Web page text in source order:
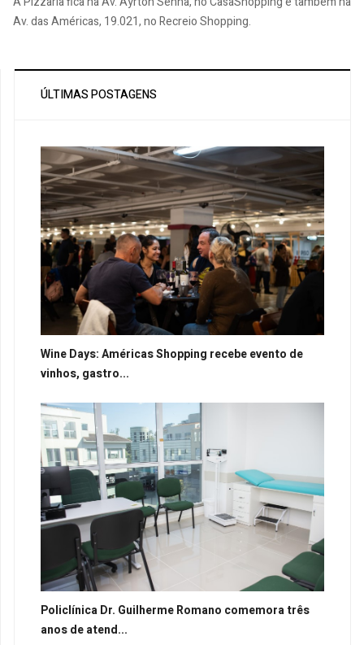
Av. das Américas, 19.021, no Recreio Shopping.
ÚLTIMAS POSTAGENS
Wine Days: Américas Shopping recebe evento de
vinhos, gastro...
Policlínica Dr. Guilherme Romano comemora três
anos de atend...